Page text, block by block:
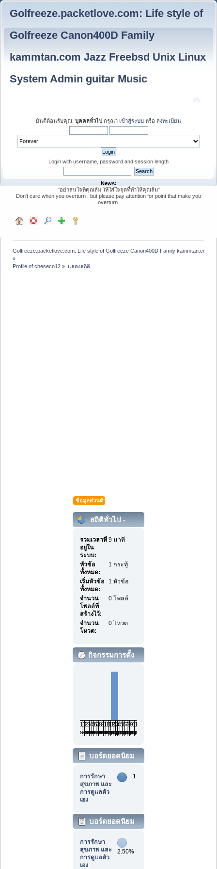
Golfreeze.packetlove.com: Life style of
Golfreeze Canon400D Family
kammtan.com Jazz Freebsd Unix Linux
System Admin guitar Music
ยินดีต้อนรับคุณ, บุคคลทั่วไป กรุณา เข้าสู่ระบบ หรือ ลงทะเบียน
Login with username, password and session length
News:
"อย่าสนใจที่คุณล้ม ให้ใส่ใจจุดที่ทำให้คุณล้ม"
Don't care when you overturn , but please pay attention for point that make you
overturn.
Golfreeze.packetlove.com: Life style of Golfreeze Canon400D Family kammtan.com
»
Profile of cheseco12 » แสดงสถิติ
ข้อมูลส่วนตัว
สถิติทั่วไป -
cheseco12
รวมเวลาที่
อยู่ใน
ระบบ:
9 นาที
หัวข้อ
ทั้งหมด:
1 กระทู้
เริ่มหัวข้อ
ทั้งหมด:
1 หัวข้อ
จำนวน
โพลล์ที่
สร้างไว้:
0 โพลล์
จำนวน
โหวต:
0 โหวต
กิจกรรมการตั้ง
กระทู้ตามเวลา
12
am
1
am
2
am
3
am
4
am
5
am
6
am
7
am
8
am
9
am
10
am
11
am
12
pm
1
pm
2
pm
3
pm
4
pm
5
pm
6
pm
7
pm
8
pm
9
pm
10
pm
11
pm
บอร์ดยอดนิยม
เรียงตามจำนวน
กระทู้
การรักษา
สุขภาพ และ
การดูแลตัว
เอง
1
บอร์ดยอดนิยม
เรียงตามกิจกรรม
การรักษา
สุขภาพ และ
การดูแลตัว
เอง
2.50%